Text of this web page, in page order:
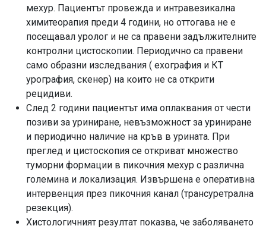
мехур. Пациентът провежда и интравезикална
химитеорапия преди 4 години, но оттогава не е
посещавал уролог и не са правени задължителните
контролни цистоскопии. Периодично са правени
само образни изследвания ( ехография и КТ
урография, скенер) на които не са открити
рецидиви.
След 2 години пациентът има оплаквания от чести
позиви за уриниране, невъзможност за уриниране
и периодично наличие на кръв в урината. При
преглед и цистоскопия се откриват множество
туморни формации в пикочния мехур с различна
големина и локализация. Извършена е оперативна
интервенция през пикочния канал (трансуретрална
резекция).
Хистологичният резултат показва, че заболяването